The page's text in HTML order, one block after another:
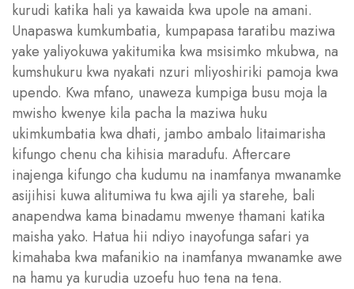
kurudi katika hali ya kawaida kwa upole na amani.
Unapaswa kumkumbatia, kumpapasa taratibu maziwa
yake yaliyokuwa yakitumika kwa msisimko mkubwa, na
kumshukuru kwa nyakati nzuri mliyoshiriki pamoja kwa
upendo. Kwa mfano, unaweza kumpiga busu moja la
mwisho kwenye kila pacha la maziwa huku
ukimkumbatia kwa dhati, jambo ambalo litaimarisha
kifungo chenu cha kihisia maradufu. Aftercare
inajenga kifungo cha kudumu na inamfanya mwanamke
asijihisi kuwa alitumiwa tu kwa ajili ya starehe, bali
anapendwa kama binadamu mwenye thamani katika
maisha yako. Hatua hii ndiyo inayofunga safari ya
kimahaba kwa mafanikio na inamfanya mwanamke awe
na hamu ya kurudia uzoefu huo tena na tena.